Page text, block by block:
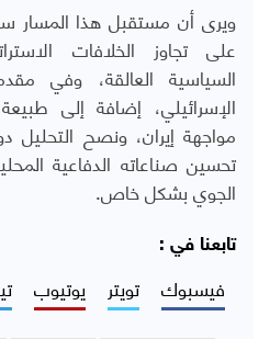
ويرى أن مستقبل هذا المسار
على تجاوز الخلافات
السياسية العالقة، وفي
الإسرائيلي، إضافة إلى
مواجهة إيران،ونصح التحليل
تحسين صناعاته الدفاعية
الجوي بشكل خاص.
تابعنا في :
فيسبوك تويتر يوتيوب